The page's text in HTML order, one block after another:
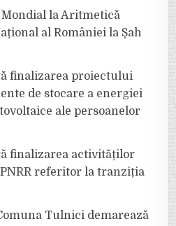
Mondial la Aritmetică
al României la Șah
finalizarea proiectului
de stocare a energiei
ale persoanelor
finalizarea activităților
referitor la tranziția
Tulnici demarează